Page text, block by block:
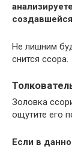
Не лишним
снится ссора.
Золовка
ощутите его
Если в